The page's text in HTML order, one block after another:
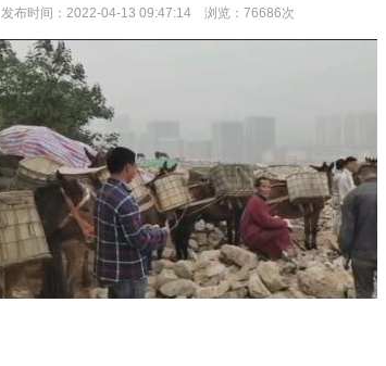
发布时间：2022-04-13 09:47:14 浏览：76686次